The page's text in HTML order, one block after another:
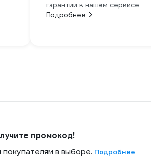
гарантии в нашем сервисе
Подробнее
промокод!
в выборе. Подробнее